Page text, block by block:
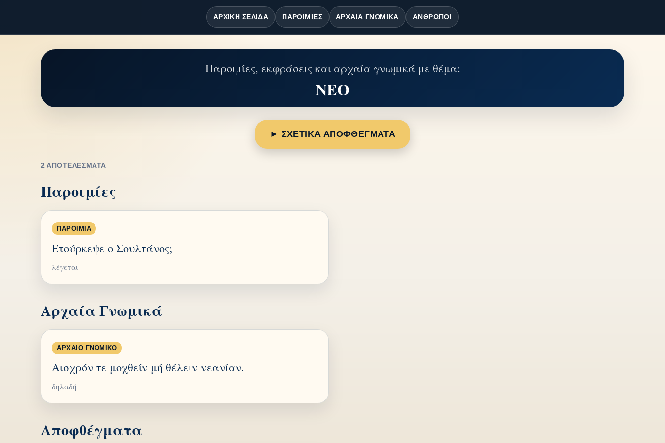
ΑΡΧΙΚΉ ΣΕΛΊΔΑ ΠΑΡΟΙΜΊΕΣ ΑΡΧΑΊΑ ΓΝΩΜΙΚΆ ΆΝΘΡΩΠΟΙ
Παροιμίες, εκφράσεις και αρχαία γνωμικά με θέμα:
ΝΕΟ
► ΣΧΕΤΙΚΑ ΑΠΟΦΘΕΓΜΑΤΑ
2 ΑΠΟΤΕΛΈΣΜΑΤΑ
Παροιμίες
ΠΑΡΟΙΜΊΑ
Ετούρκεψε ο Σουλτάνος;
λέγεται
Αρχαία Γνωμικά
ΑΡΧΑΊΟ ΓΝΩΜΙΚΌ
Αισχρόν τε μοχθείν μή θέλειν νεανίαν.
δηλαδή
Αποφθέγματα